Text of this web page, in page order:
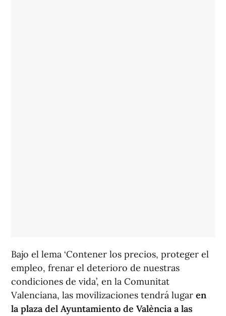
Bajo el lema ‘Contener los precios, proteger el
empleo, frenar el deterioro de nuestras
condiciones de vida’, en la Comunitat
Valenciana, las movilizaciones tendrá lugar en
la plaza del Ayuntamiento de València a las